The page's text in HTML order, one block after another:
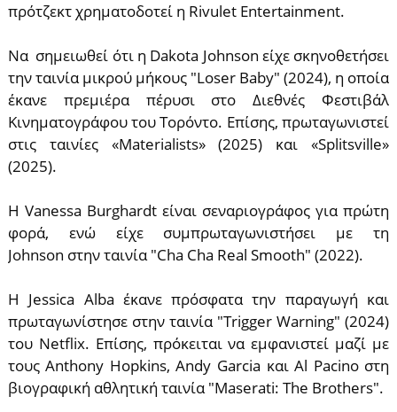
πρότζεκτ χρηματοδοτεί η Rivulet Entertainment.
Να σημειωθεί ότι η Dakota Johnson είχε σκηνοθετήσει
την ταινία μικρού μήκους "Loser Baby" (2024), η οποία
έκανε πρεμιέρα πέρυσι στο Διεθνές Φεστιβάλ
Κινηματογράφου του Τορόντο. Επίσης, πρωταγωνιστεί
στις ταινίες «Materialists» (2025) και «Splitsville»
(2025).
Η Vanessa Burghardt είναι σεναριογράφος για πρώτη
φορά, ενώ είχε συμπρωταγωνιστήσει με τη
Johnson στην ταινία "Cha Cha Real Smooth" (2022).
Η Jessica Alba έκανε πρόσφατα την παραγωγή και
πρωταγωνίστησε στην ταινία "Trigger Warning" (2024)
του Netflix. Επίσης, πρόκειται να εμφανιστεί μαζί με
τους Anthony Hopkins, Andy Garcia και Al Pacino στη
βιογραφική αθλητική ταινία "Maserati: The Brothers".